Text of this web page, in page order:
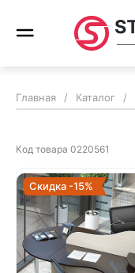
Главная / Каталог /
Код товара 0220561
Скидка -15%